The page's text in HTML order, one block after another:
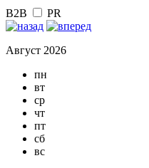
B2B PR
Август 2026
пн
вт
ср
чт
пт
сб
вс